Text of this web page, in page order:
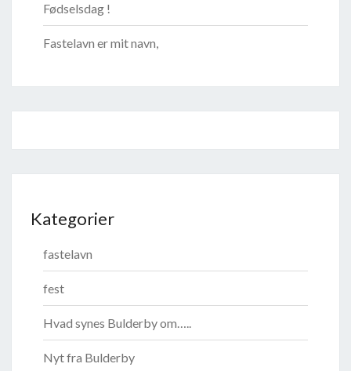
Fødselsdag !
Fastelavn er mit navn,
Kategorier
fastelavn
fest
Hvad synes Bulderby om…..
Nyt fra Bulderby